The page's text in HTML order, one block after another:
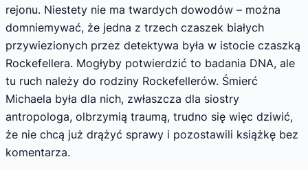
rejonu. Niestety nie ma twardych dowodów – można
domniemywać, że jedna z trzech czaszek białych
przywiezionych przez detektywa była w istocie czaszką
Rockefellera. Mogłyby potwierdzić to badania DNA, ale
tu ruch należy do rodziny Rockefellerów. Śmierć
Michaela była dla nich, zwłaszcza dla siostry
antropologa, olbrzymią traumą, trudno się więc dziwić,
że nie chcą już drążyć sprawy i pozostawili książkę bez
komentarza.